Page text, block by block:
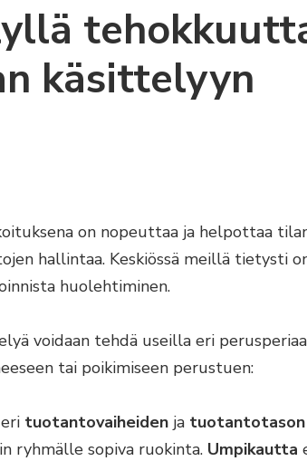
käsittelyyn
on nopeuttaa ja helpottaa
hallintaa. Keskiössä meillä tietysti
huolehtiminen.
voidaan tehdä useilla eri
tai poikimiseen perustuen:
tuotantovaiheiden ja tuotantotason
ryhmälle sopiva ruokinta. Umpikautta